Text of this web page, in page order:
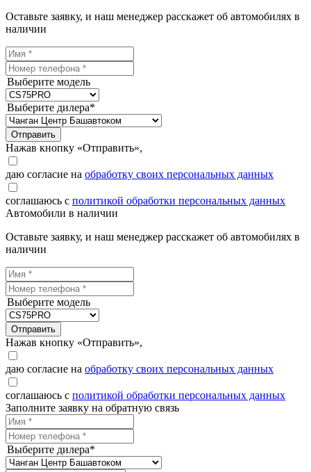
Оставьте заявку, и наш менеджер расскажет об автомобилях в
наличии
Выберите модель
Выберите дилера*
Отправить
Нажав кнопку «Отправить»,
даю согласие на обработку своих персональных данных
соглашаюсь с политикой обработки персональных данных
Автомобили в наличии
Оставьте заявку, и наш менеджер расскажет об автомобилях в
наличии
Выберите модель
Отправить
Нажав кнопку «Отправить»,
даю согласие на обработку своих персональных данных
соглашаюсь с политикой обработки персональных данных
Заполните заявку на обратную связь
Выберите дилера*